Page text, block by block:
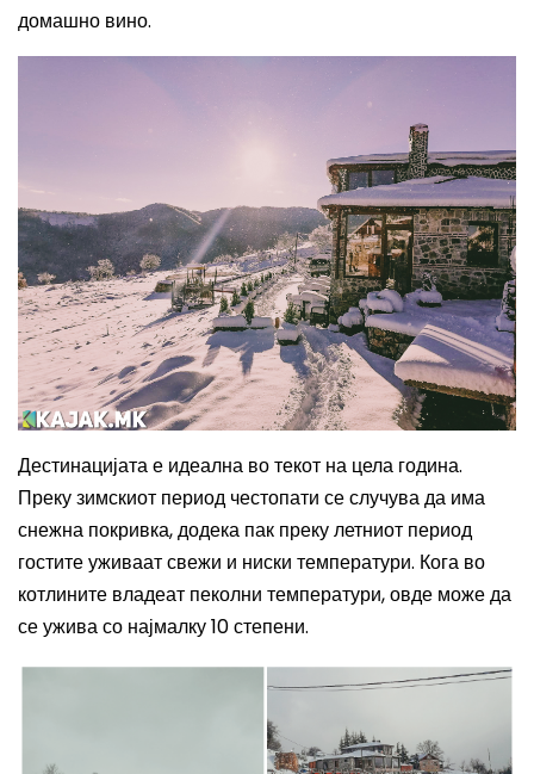
домашно вино.
Дестинацијата е идеална во текот на цела година.
Преку зимскиот период честопати се случува да има
снежна покривка, додека пак преку летниот период
гостите уживаат свежи и ниски температури. Кога во
котлините владеат пеколни температури, овде може да
се ужива со најмалку 10 степени.